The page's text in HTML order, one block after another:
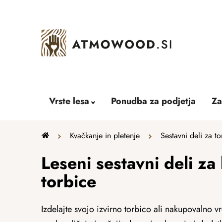
Vrste lesa Ponudba za podjetja
Home Kvačkanje in pletenje Sestavni deli za
Leseni sestavni deli
torbice
Izdelajte svojo izvirno torbico ali nakupovalno